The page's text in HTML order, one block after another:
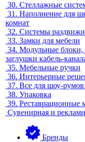
30. Стеллажные
31. Наполнение для
комнат
32. Системы
33. Замки для мебели
34. Модульные блоки,
заглушки кабель-
35. Мебельные ручки
36. Интерьерные
37. Все для шоу-румов
38. Упаковка
39. Реставрационные
Сувенирная и
Бренды